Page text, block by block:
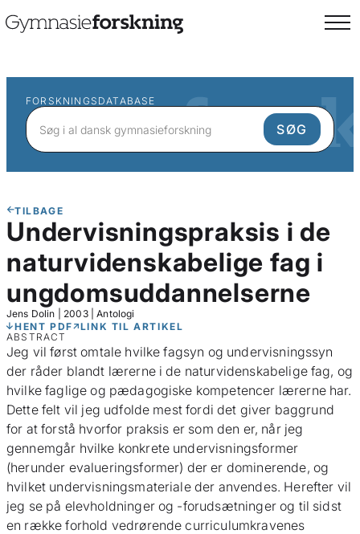
FORSKNINGSDATABASE
TILBAGE
Undervisningspraksis i de
naturvidenskabelige fag i
ungdomsuddannelserne
Jens Dolin 2003|Antologi
HENT PDF
LINK TIL ARTIKEL
ABSTRACT
Jeg vil først omtale hvilke fagsyn og undervisningssyn
der råder blandt lærerne i de naturvidenskabelige fag, og
hvilke faglige og pædagogiske kompetencer lærerne har.
Dette felt vil jeg udfolde mest fordi det giver baggrund
for at forstå hvorfor praksis er som den er, når jeg
gennemgår hvilke konkrete undervisningsformer
(herunder evalueringsformer) der er dominerende, og
hvilket undervisningsmateriale der anvendes. Herefter vil
jeg se på elevholdninger og -forudsætninger og til sidst
en række forhold vedrørende curriculumkravenes